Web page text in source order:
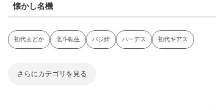
懐かし名機
初代まどか 北斗転生 バジ絆 ハーデス 初代ギアス
さらにカテゴリを見る